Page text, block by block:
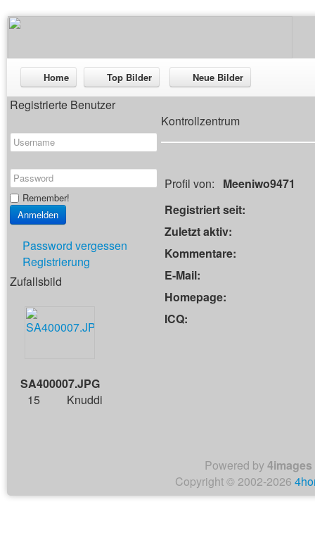
Home Top Bilder Neue Bilder
Registrierte Benutzer
Remember!
Password vergessen
Registrierung
Zufallsbild
SA400007.JPG
15
Knuddi
Kontrollzentrum
Profil von: Meeniwo9471
Registriert seit:
Zuletzt aktiv:
Kommentare:
E-Mail:
Homepage:
ICQ:
Powered by4images
Copyright © 2002-2026